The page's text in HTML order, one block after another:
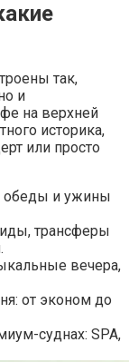
так,
и
на верхней
историка,
или просто
обеды и ужины
трансферы
вечера,
от эконом до
суднах: SPA,